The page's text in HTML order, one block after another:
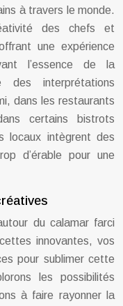
à travers le monde.
des chefs et
une expérience
l’essence de la
des interprétations
dans les restaurants
certains bistrots
locaux intègrent des
d’érable pour une
du calamar farci
innovantes, vos
pour sublimer cette
les possibilités
à faire rayonner la